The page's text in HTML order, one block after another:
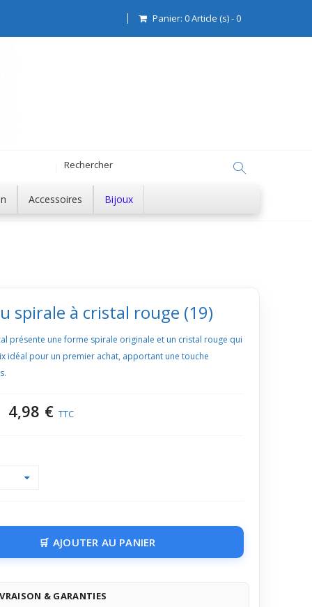
Panier: 0Article (s)-0
Accessoires Bijoux
spirale à cristal rouge (19)
présente une forme spirale originale et un cristal rouge qui
idéal pour un premier achat, apportant une touche
4,98 € TTC
AJOUTER AU PANIER
& GARANTIES